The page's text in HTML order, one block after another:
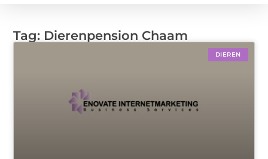
Tag: Dierenpension Chaam
DIEREN